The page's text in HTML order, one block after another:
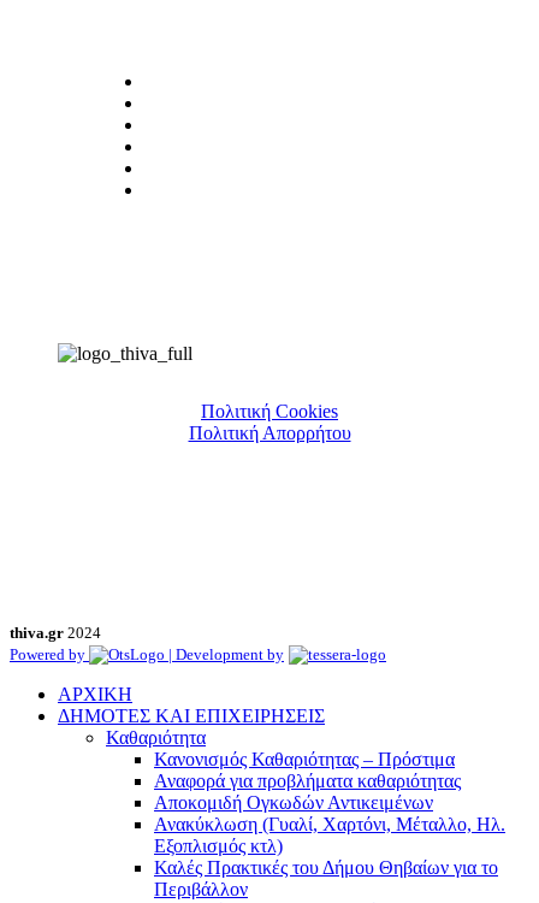
Πολιτική Cookies
Πολιτική Απορρήτου
thiva.gr 2024
Powered by
| Development by
ΑΡΧΙΚΗ
ΔΗΜΟΤΕΣ ΚΑΙ ΕΠΙΧΕΙΡΗΣΕΙΣ
Καθαριότητα
Κανονισμός Καθαριότητας – Πρόστιμα
Αναφορά για προβλήματα καθαριότητας
Αποκομιδή Ογκωδών Αντικειμένων
Ανακύκλωση (Γυαλί, Χαρτόνι, Μέταλλο, Ηλ.
Εξοπλισμός κτλ)
Καλές Πρακτικές του Δήμου Θηβαίων για το
Περιβάλλον